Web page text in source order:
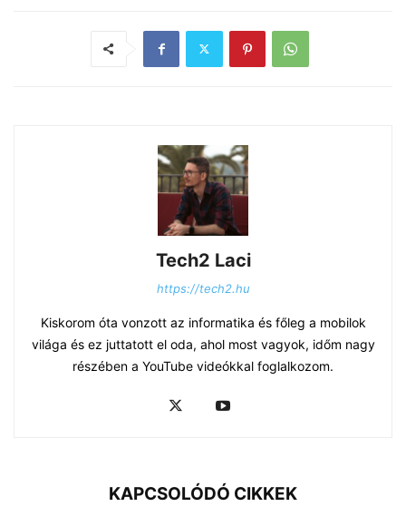
Tech2 Laci
https://tech2.hu
Kiskorom óta vonzott az informatika és főleg a mobilok
világa és ez juttatott el oda, ahol most vagyok, időm nagy
részében a YouTube videókkal foglalkozom.
KAPCSOLÓDÓ CIKKEK